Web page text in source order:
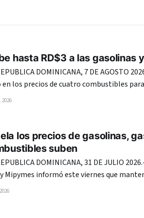
hasta RD$3 a las gasolinas
DOMINICANA, 7 DE AGOSTO
los precios de cuatro combustibles
dice que destinará 931,79 millones de
2026
los precios de gasolinas,
suben
DOMINICANA, 31 DE JULIO
Mipymes informó este viernes que
para la semana del 1 al 7 de agosto de